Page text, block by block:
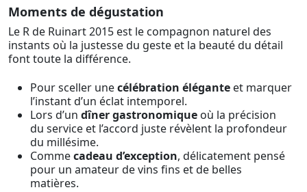
Moments de dégustation
Le R de Ruinart 2015 est le compagnon naturel des
instants où la justesse du geste et la beauté du détail
font toute la différence.
Pour sceller unecélébration élégante et marquer
l’instant d’un éclat intemporel.
Lors d’un dîner gastronomique où la précision
du service et l’accord juste révèlent la profondeur
du millésime.
Commecadeau d’exception, délicatement pensé
pour un amateur de vins fins et de belles
matières.